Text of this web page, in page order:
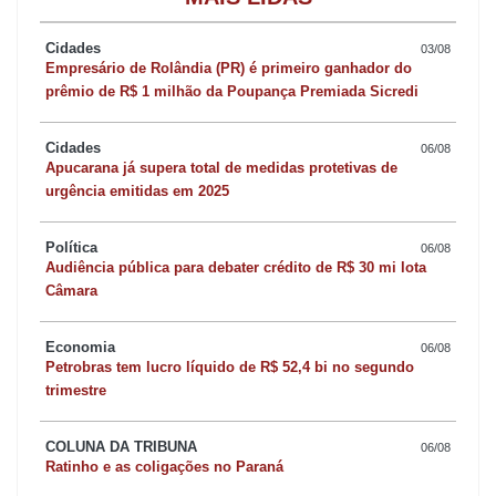
diretores e professores da UFPR, Ricardo Maia representando o
Governo Estadual, representantes do SESC Paraná, além de
lideranças locais.
Durante a abertura, o prefeito Ditão Pupio destacou a importância
de promover o acesso à tecnologia e inovação para as novas
crescendo e precisamos preparar nossos jovens para esse
futuro. São ações importantes como esta que estamos trazendo
hoje, deles terem contato com tecnologia, aprendendo sobre
O secretário Alex Canziani agradeceu a parceria com a Prefeitura
e ressaltou que a ação vai além de cursos e demonstrações,
sendo essencial para estimular o pensamento criativo e preparar
Cidades 03/08
Empresário de Rolândia (PR) é primeiro ganhador do
prêmio de R$ 1 milhão da Poupança Premiada Sicredi
Cidades 06/08
Apucarana já supera total de medidas protetivas de
urgência emitidas em 2025
Política 06/08
Audiência pública para debater crédito de R$ 30 mi lota
Câmara
Economia 06/08
Petrobras tem lucro líquido de R$ 52,4 bi no segundo
trimestre
COLUNA DA TRIBUNA 06/08
Ratinho e as coligações no Paraná